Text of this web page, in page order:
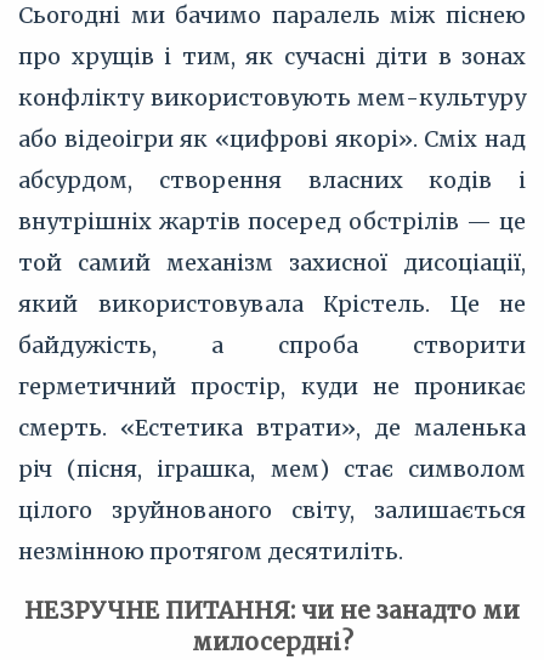
Сьогодні ми бачимо паралель між піснею
про хрущів і тим, як сучасні діти в зонах
конфлікту використовують мем-культуру
або відеоігри як «цифрові якорі». Сміх над
абсурдом, створення власних кодів і
внутрішніх жартів посеред обстрілів — це
той самий механізм захисної дисоціації,
який використовувала Крістель. Це не
байдужість, а спроба створити
герметичний простір, куди не проникає
смерть. «Естетика втрати», де маленька
річ (пісня, іграшка, мем) стає символом
цілого зруйнованого світу, залишається
незмінною протягом десятиліть.
НЕЗРУЧНЕ ПИТАННЯ: чи не занадто ми
милосердні?